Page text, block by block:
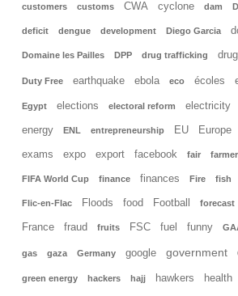
customers customs CWA cyclone dam
deficit dengue development Diego Garcia
Domaine les Pailles DPP drug trafficking
Duty Free earthquake ebola eco écoles
Egypt elections electoral reform electricity
energy ENL entrepreneurship EU Europe
exams expo export facebook fair
FIFA World Cup finance finances Fire fish
Flic-en-Flac Floods food Football forecast
France fraud fruits FSC fuel funny
gas gaza Germany google government
green energy hackers hajj hawkers health